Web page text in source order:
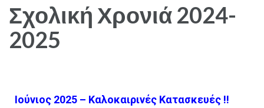
Σχολική Χρονιά 2024-
2025
Ιούνιος 2025 – Καλοκαιρινές Κατασκευές !!